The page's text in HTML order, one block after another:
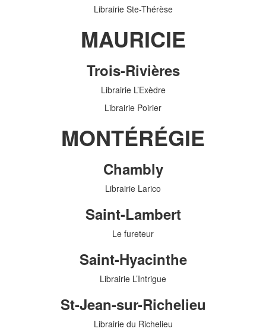
Librairie Ste-Thérèse
MAURICIE
Trois-Rivières
Librairie L’Exèdre
Librairie Poirier
MONTÉRÉGIE
Chambly
Librairie Larico
Saint-Lambert
Le fureteur
Saint-Hyacinthe
Librairie L’Intrigue
St-Jean-sur-Richelieu
Librairie du Richelieu